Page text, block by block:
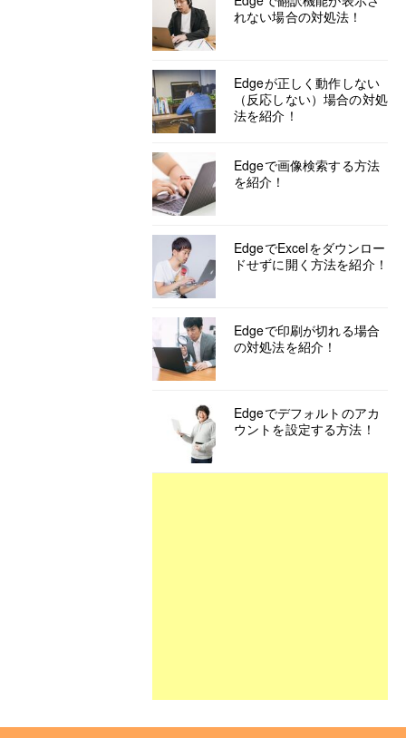
れない場合の対処法！
Edgeが正しく動作しない
（反応しない）場合の対処
法を紹介！
Edgeで画像検索する方法
を紹介！
EdgeでExcelをダウンロー
ドせずに開く方法を紹介！
Edgeで印刷が切れる場合
の対処法を紹介！
Edgeでデフォルトのアカ
ウントを設定する方法！